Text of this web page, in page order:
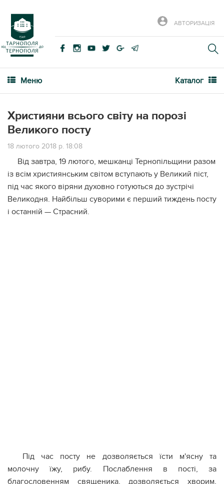
АВТОРИЗАЦІЯ
Меню Каталог
Християни всього світу на порозі
Великого посту
18 лютого 2018 р. 18:08
Від завтра, 19 лютого, мешканці Тернопільщини разом
із всім християнським світом вступають у Великий піст,
під час якого віряни духовно готуються до зустрічі
Великодня. Найбільш суворими є перший тиждень посту
і останній — Страсний.
Під час посту не дозволяється їсти м'ясну та
молочну їжу, рибу. Послаблення в пості, за
благословенням священика, дозволяється хворим,